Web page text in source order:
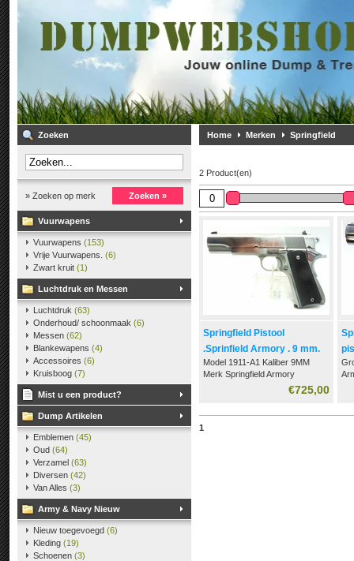
Zoeken
» Zoeken op merk Zoeken »
Vuurwapens
Vuurwapens (153)
Vrije Vuurwapens. (6)
Zwart kruit (1)
Luchtdruk en Messen
Luchtdruk (63)
Onderhoud/ schoonmaak (6)
Messen (62)
Blankewapens (4)
Accessoires (6)
Kruisboog (7)
Mist u een product?
Dump Artikelen
Emblemen (45)
Oud (64)
Verzamel (63)
Diversen (42)
Van Alles (3)
Army & Navy Nieuw
Nieuw toegevoegd (6)
Kleding (19)
Schoenen (3)
Home Merken Springfield
2 Product(en)
Springfield Pistool
.Sprinfield Armory . 9 mm.
Model 1911-A1 Kaliber 9MM
Merk Springfield Armory
Handgrip = 7 cm (Trekkenbeugel
€725,00
1